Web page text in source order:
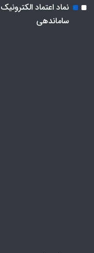
نماد اعتماد
ساماندهی